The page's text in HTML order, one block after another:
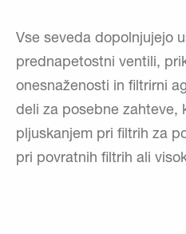
Vse seveda dopolnjujejo
prednapetostni ventili,
onesnaženosti in filtrirni
deli za posebne zahteve,
pljuskanjem pri filtrih za
pri povratnih filtrih ali